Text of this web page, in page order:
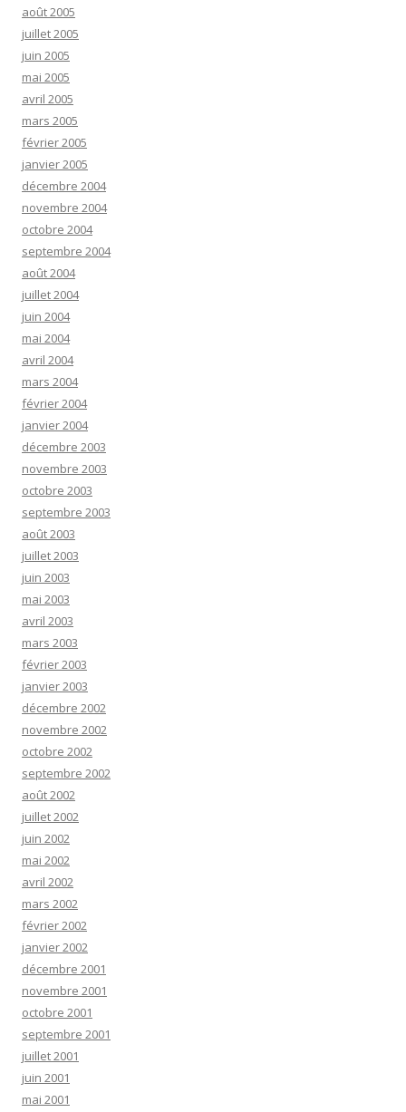
août 2005
juillet 2005
juin 2005
mai 2005
avril 2005
mars 2005
février 2005
janvier 2005
décembre 2004
novembre 2004
octobre 2004
septembre 2004
août 2004
juillet 2004
juin 2004
mai 2004
avril 2004
mars 2004
février 2004
janvier 2004
décembre 2003
novembre 2003
octobre 2003
septembre 2003
août 2003
juillet 2003
juin 2003
mai 2003
avril 2003
mars 2003
février 2003
janvier 2003
décembre 2002
novembre 2002
octobre 2002
septembre 2002
août 2002
juillet 2002
juin 2002
mai 2002
avril 2002
mars 2002
février 2002
janvier 2002
décembre 2001
novembre 2001
octobre 2001
septembre 2001
juillet 2001
juin 2001
mai 2001